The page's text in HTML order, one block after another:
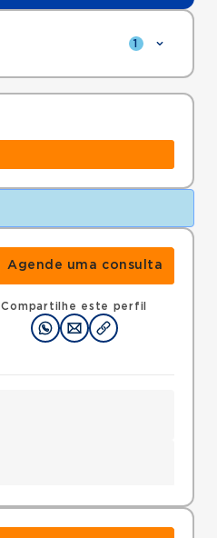
1
Agende uma consulta
Compartilhe este perfil